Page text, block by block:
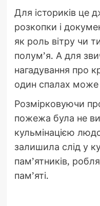
Для істориків це
розкопки і
як роль вітру чи
полум’я. А для
нагадування про
один спалах може
Розмірковуючи
пожежа була не
кульмінацією
залишила слід у
пам’ятників,
пам’яті.